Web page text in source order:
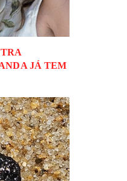
JÁ TEM